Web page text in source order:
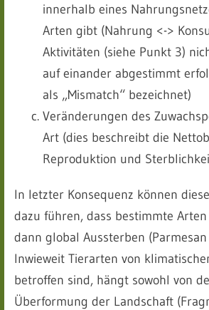
innerhalb eines
Arten gibt (Nahrung <->
Aktivitäten (siehe Punkt 3)
auf einander abgestimmt
als „Mismatch“ bezeichnet)
Veränderungen des
Art (dies beschreibt die
Reproduktion und
In letzter Konsequenz können
dazu führen, dass bestimmte
dann global Aussterben (Parmesan
Inwieweit Tierarten von
betroffen sind, hängt sowohl von
Überformung der Landschaft